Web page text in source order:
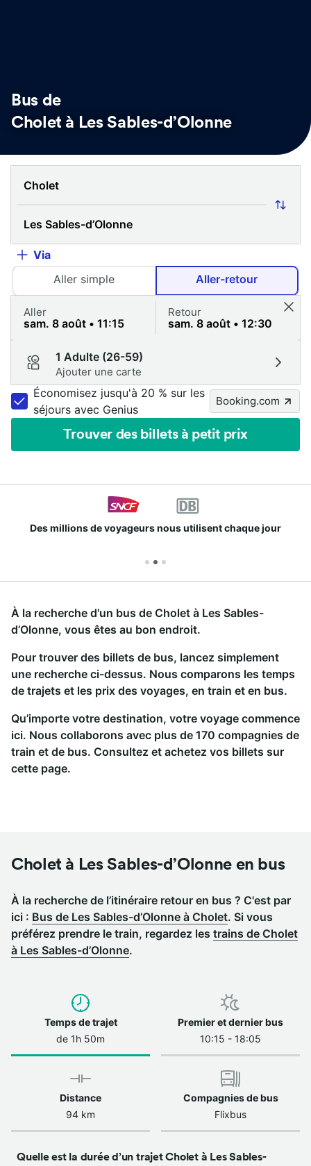
Bus de
Cholet à Les Sables-d’Olonne
Via
Aller simple
Aller-retour
Aller Retour
1 Adulte (26-59)
Ajouter une carte
Économisez jusqu'à 20 % sur les
séjours avec Genius
Booking.com
Trouver des billets à petit prix
Des millions de voyageurs nous utilisent chaque jour
À la recherche d'un bus de Cholet à Les Sables-
d’Olonne, vous êtes au bon endroit.
Pour trouver des billets de bus, lancez simplement
une recherche ci-dessus. Nous comparons les temps
de trajets et les prix des voyages, en train et en bus.
Qu’importe votre destination, votre voyage commence
ici. Nous collaborons avec plus de 170 compagnies de
train et de bus. Consultez et achetez vos billets sur
cette page.
Cholet à Les Sables-d’Olonne en bus
À la recherche de l’itinéraire retour en bus ? C'est par
ici : Bus de Les Sables-d’Olonne à Cholet. Si vous
préférez prendre le train, regardez les trains de Cholet
à Les Sables-d’Olonne.
Temps de trajet
de 1h 50m
Premier et dernier bus
10:15 - 18:05
Distance
94 km
Compagnies de bus
Flixbus
Quelle est la durée d’un trajet Cholet à Les Sables-